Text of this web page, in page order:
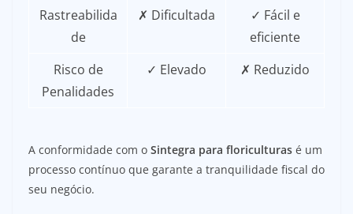
Rastreabilida
de
✗ Dificultada
✓ Fácil e
eficiente
Risco de
Penalidades
✓ Elevado ✗ Reduzido
A conformidade com o Sintegra para floriculturas é um
processo contínuo que garante a tranquilidade fiscal do
seu negócio.